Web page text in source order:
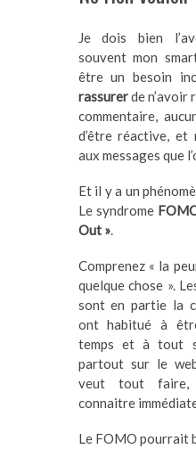
Je dois bien
souvent mon
être un besoin
rassurerde n’avoir
commentaire,
d’être réactive, et
aux messages que
Et il y a un
Le syndrome
Out ».
Comprenez « la
quelque chose ».
sont en partie la
ont habitué à
temps et à tout
partout sur le
veut tout
connaitre
Le FOMO pourrait